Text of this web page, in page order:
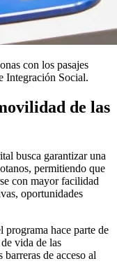
con los pasajes
Integración Social.
de las
busca garantizar una
permitiendo que
con mayor facilidad
oportunidades
programa hace parte de
vida de las
de acceso al